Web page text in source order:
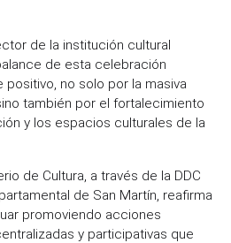
de la institución cultural
de esta celebración
no solo por la masiva
también por el fortalecimiento
y los espacios culturales de la
de Cultura, a través de la DDC
de San Martín, reafirma
promoviendo acciones
y participativas que